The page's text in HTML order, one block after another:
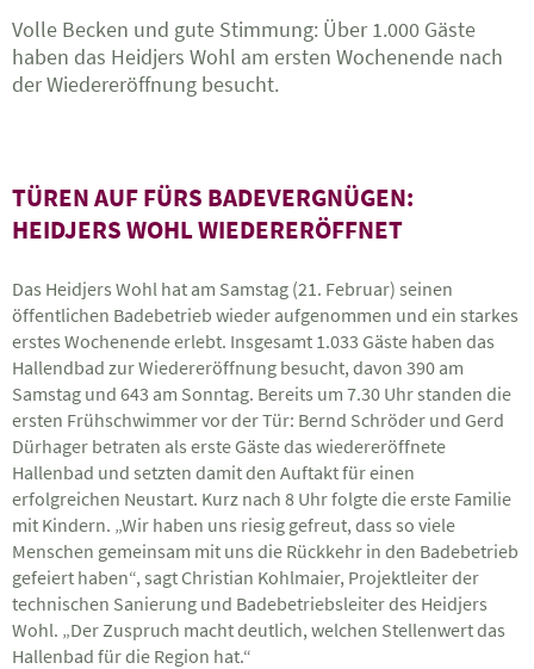
Volle Becken und gute Stimmung: Über 1.000 Gäste
haben das Heidjers Wohl am ersten Wochenende nach
der Wiedereröffnung besucht.
TÜREN AUF FÜRS BADEVERGNÜGEN:
HEIDJERS WOHL WIEDERERÖFFNET
Das Heidjers Wohl hat am Samstag (21. Februar) seinen
öffentlichen Badebetrieb wieder aufgenommen und ein starkes
erstes Wochenende erlebt. Insgesamt 1.033 Gäste haben das
Hallendbad zur Wiedereröffnung besucht, davon 390 am
Samstag und 643 am Sonntag. Bereits um 7.30 Uhr standen die
ersten Frühschwimmer vor der Tür: Bernd Schröder und Gerd
Dürhager betraten als erste Gäste das wiedereröffnete
Hallenbad und setzten damit den Auftakt für einen
erfolgreichen Neustart. Kurz nach 8 Uhr folgte die erste Familie
mit Kindern. „Wir haben uns riesig gefreut, dass so viele
Menschen gemeinsam mit uns die Rückkehr in den Badebetrieb
gefeiert haben“, sagt Christian Kohlmaier, Projektleiter der
technischen Sanierung und Badebetriebsleiter des Heidjers
Wohl. „Der Zuspruch macht deutlich, welchen Stellenwert das
Hallenbad für die Region hat.“